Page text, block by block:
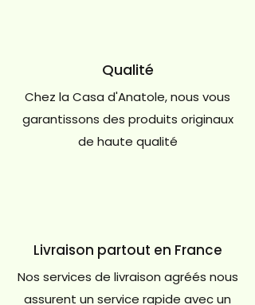
Qualité
Chez la Casa d'Anatole, nous vous
garantissons des produits originaux
de haute qualité
Livraison partout en France
Nos services de livraison agréés nous
assurent un service rapide avec un